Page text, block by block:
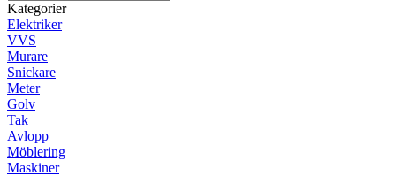
Kategorier
Elektriker
VVS
Murare
Snickare
Meter
Golv
Tak
Avlopp
Möblering
Maskiner